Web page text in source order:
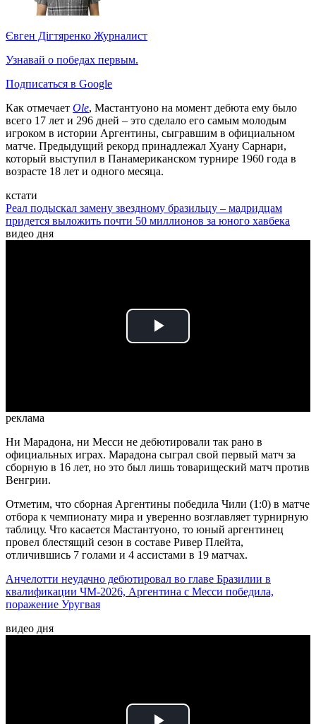
Євген Дігтяренко Журналист
Узнавай о победах первым.
Подписаться в Google
Как отмечает Ole, Мастантуоно на момент дебюта ему было
всего 17 лет и 296 дней – это сделало его самым молодым
игроком в истории Аргентины, сыгравшим в официальном
матче. Предыдущий рекорд принадлежал Хуану Сарнари,
который выступил в Панамериканском турнире 1960 года в
возрасте 18 лет и одного месяца.
кстати
Реал подыскал замену звездному бразильцу – мадридцам
придется выложить почти 50 миллионов за юного хавбека
видео дня
Play
реклама
Ни Марадона, ни Месси не дебютировали так рано в
официальных играх. Марадона сыграл свой первый матч за
сборную в 16 лет, но это был лишь товарищеский матч против
Венгрии.
Отметим, что сборная Аргентины победила Чили (1:0) в матче
отбора к чемпионату мира и уверенно возглавляет турнирную
таблицу. Что касается Мастантуоно, то юный аргентинец
провел блестящий сезон в составе Ривер Плейта,
отличившись 7 голами и 4 ассистами в 19 матчах.
Анчелотти неудачно дебютировал во главе Бразилии в
квалификации ЧМ-2026, Аргентина с Месси победила,
поражение Уругвая
видео дня